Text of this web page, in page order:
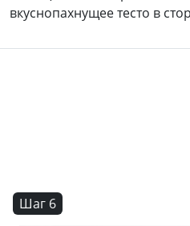
вкуснопахнущее тесто в
Шаг 6